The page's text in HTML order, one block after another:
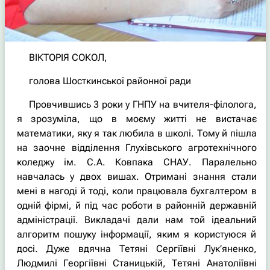
ВІКТОРІЯ СОКОЛ,
голова Шосткинської районної ради
Провчившись 3 роки у ГНПУ на вчителя-філолога,
я зрозуміла, що в моєму житті не вистачає
математики, яку я так любила в школі. Тому й пішла
на заочне відділення Глухівського агротехнічного
коледжу ім. С.А. Ковпака СНАУ. Паралельно
навчалась у двох вишах. Отримані знання стали
мені в нагоді й тоді, коли працювала бухгалтером в
одній фірмі, й під час роботи в районній державній
адміністрації. Викладачі дали нам той ідеальний
алгоритм пошуку інформації, яким я користуюся й
досі. Дуже вдячна Тетяні Сергіївні Лук’яненко,
Людмилі Георгіївні Станицькій, Тетяні Анатоліївні